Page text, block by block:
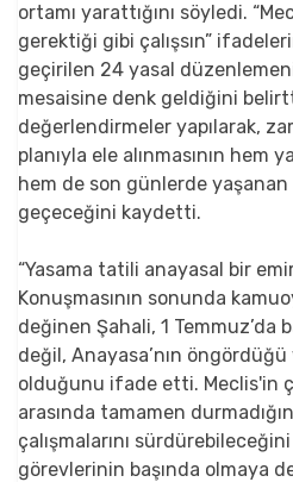
ortamı yarattığını söyledi.
gerektiği gibi çalışsın”
geçirilen 24 yasal
mesaisine denk geldiğini
değerlendirmeler yapılarak,
planıyla ele alınmasının hem
hem de son günlerde
geçeceğini kaydetti.
“Yasama tatili anayasal bir
Konuşmasının sonunda
değinen Şahali, 1 Temmuz’da
değil, Anayasa’nın
olduğunu ifade etti. Meclis'in
arasında tamamen
çalışmalarını
görevlerinin başında olmaya